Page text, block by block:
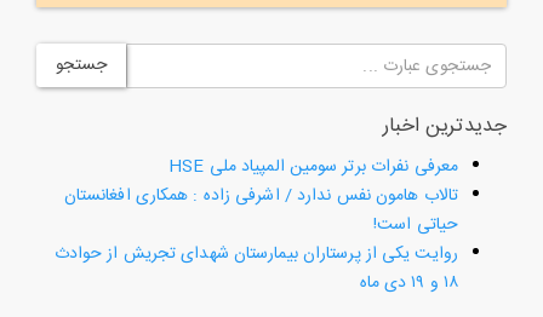
جستجو
جدیدترین اخبار
معرفی نفرات برتر سومین المپیاد ملی HSE
تالاب هامون نفس ندارد / اشرفی زاده : همکاری افغانستان
حیاتی است!
روایت یکی از پرستاران بیمارستان شهدای تجریش از حوادث